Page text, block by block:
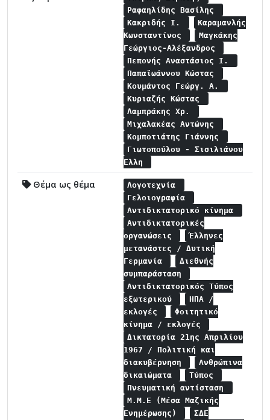
Ραφαηλίδης Βασίλης
Κακριδής Ι.
Καραμανλής
Κωνσταντίνος
Μαγκάκης
Γεώργιος-Αλέξανδρος
Πεπονής Αναστάσιος Ι.
Παπαϊωάννου Κώστας
Κουμάντος Γεώργ. Α.
Κυριαζής Κώστας
Λαμπράκης Χρ.
Μιχαλακέας Αντώνης
Κομποτιάτης Γιάννης
Γιωτοπούλου - Σισιλιάνου
Έλλη
Θέμα ως θέμα
Λογοτεχνία
Γελοιογραφία
Αντιδικτατορικό κίνημα
Αντιδικτατορικές
οργανώσεις
Έλληνες
μετανάστες / Δυτική
Γερμανία
Διεθνής
συμπαράσταση
Αντιδικτατορικός Τύπος
εξωτερικού
ΗΠΑ /
εκλογές
Φοιτητικό
κίνημα / εκλογές
Δικτατορία 21ης Απριλίου
1967 / Πολιτική και
διακυβέρνηση
Ανθρώπινα
δικαιώματα
Τύπος
Πνευματική αντίσταση
Μ.Μ.Ε (Μέσα Μαζικής
Ενημέρωσης)
ΣΔΕ